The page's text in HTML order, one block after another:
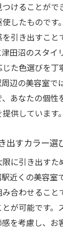
けることがで
したものです
引き出すこと
田沼のスタイ
た色選びを丁
辺の美容室で
あなたの個性
供しています。
出すカラー選
に引き出すた
近くの美容室
合わせること
が可能です。
を考慮し、お